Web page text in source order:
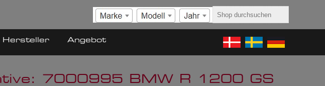
Hersteller Angebot
7000995 BMW R 1200 GS